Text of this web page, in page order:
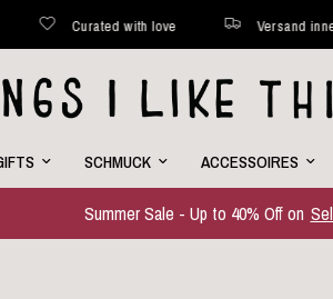
Jede Woche neue Favoriten online
SCHMUCK ACCESSOIRES
Summer Sale - Up to 40% Off on